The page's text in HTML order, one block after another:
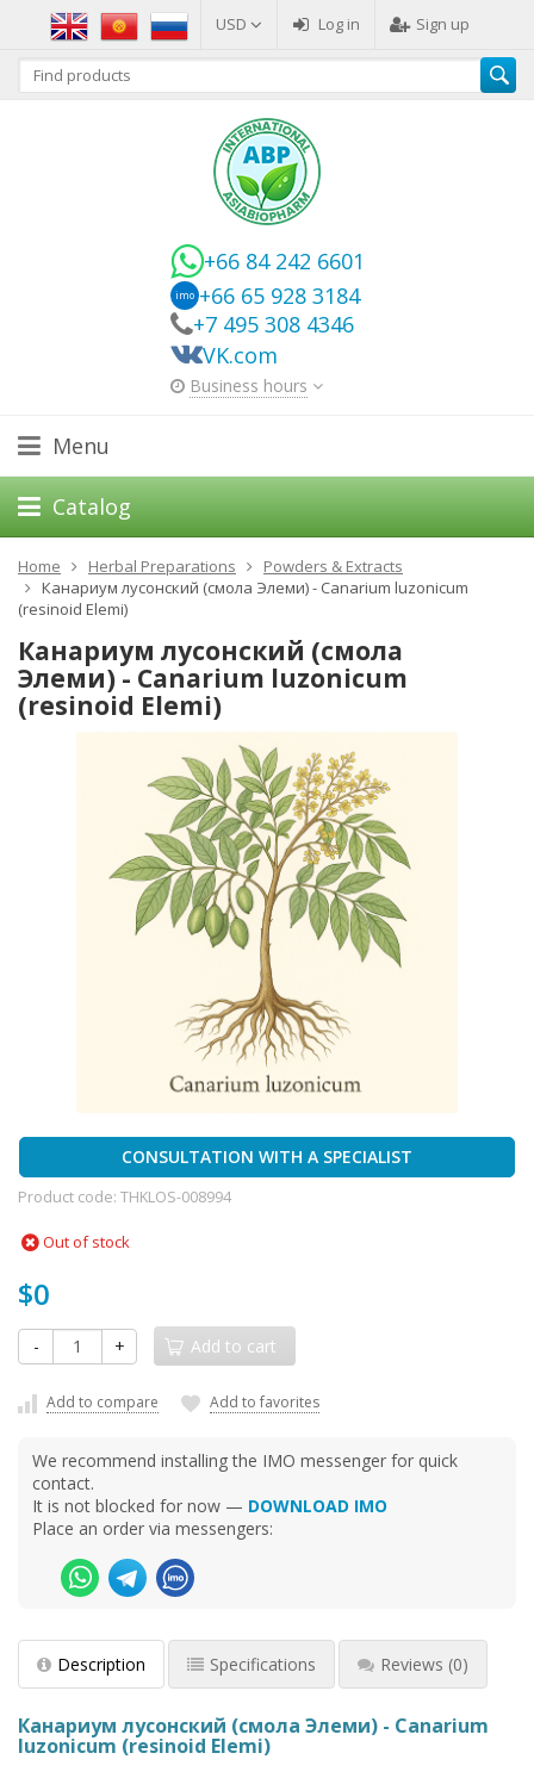
USD Log in Sign up
+66 84 242 6601
imo +66 65 928 3184
+7 495 308 4346
VK.com
Business hours
Menu
Catalog
Home Herbal Preparations
Powders & Extracts
Канариум лусонский (смола Элеми) - Canarium luzonicum
(resinoid Elemi)
Канариум лусонский (смола
Элеми) - Canarium luzonicum
(resinoid Elemi)
CONSULTATION WITH A SPECIALIST
Product code: THKLOS-008994
Out of stock
$0
- + Add to cart
Add to compare Add to favorites
We recommend installing the IMO messenger for quick
contact.
It is not blocked for now — DOWNLOAD IMO
Place an order via messengers:
Description Specifications Reviews (0)
Канариум лусонский (смола Элеми) - Canarium
luzonicum (resinoid Elemi)